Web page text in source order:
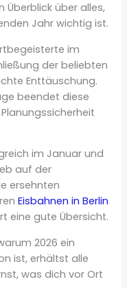
über alles,
Jahr wichtig ist.
im
der beliebten
Enttäuschung.
beendet diese
im Januar und
auf der
ersehnten
Eisbahnen in Berlin
eine gute Übersicht.
2026 ein
ist, erhältst alle
was dich vor Ort